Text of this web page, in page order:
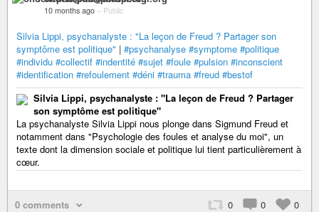
10 months ago – Public
Silvia Lippi, psychanalyste : "La leçon de Freud ? Partager son
symptôme est politique" | #psychanalyse #symptome #politique
#individu #collectif #indentité #sujet #foule #pulsion #inconscient
#identification #refoulement #déni #trauma #freud #bestof
Silvia Lippi, psychanalyste : "La leçon de Freud ? Partager
son symptôme est politique"
La psychanalyste Silvia Lippi nous plonge dans Sigmund Freud et
notamment dans "Psychologie des foules et analyse du moi", un
texte dont la dimension sociale et politique lui tient particulièrement à
cœur.
0 comments 0 0 0